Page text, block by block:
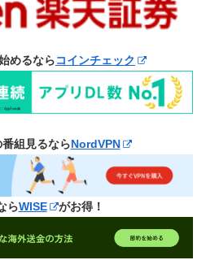
めるならコインチェック
組見るならNordVPN
らWISE がお得！